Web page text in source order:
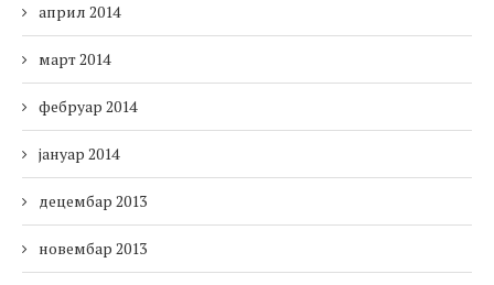
април 2014
март 2014
фебруар 2014
јануар 2014
децембар 2013
новембар 2013